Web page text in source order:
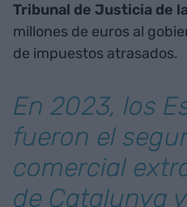
Tribunal de Justicia de
millones de euros al
de impuestos atrasados.
En 2023, los
fueron el
comercial
de Catalunya